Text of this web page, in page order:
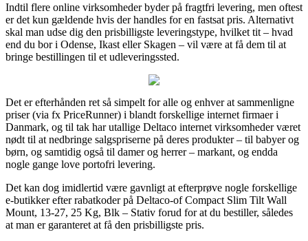
Indtil flere online virksomheder byder på fragtfri levering, men oftest
er det kun gældende hvis der handles for en fastsat pris. Alternativt
skal man udse dig den prisbilligste leveringstype, hvilket tit – hvad
end du bor i Odense, Ikast eller Skagen – vil være at få dem til at
bringe bestillingen til et udleveringssted.
Det er efterhånden ret så simpelt for alle og enhver at sammenligne
priser (via fx PriceRunner) i blandt forskellige internet firmaer i
Danmark, og til tak har utallige Deltaco internet virksomheder været
nødt til at nedbringe salgspriserne på deres produkter – til babyer og
børn, og samtidig også til damer og herrer – markant, og endda
nogle gange love portofri levering.
Det kan dog imidlertid være gavnligt at efterprøve nogle forskellige
e-butikker efter rabatkoder på Deltaco-of Compact Slim Tilt Wall
Mount, 13-27, 25 Kg, Blk – Stativ forud for at du bestiller, således
at man er garanteret at få den prisbilligste pris.